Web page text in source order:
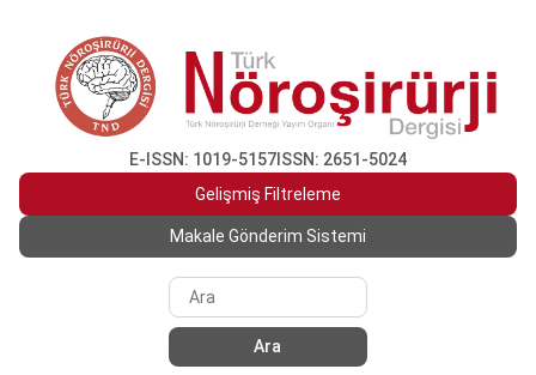
E-ISSN: 1019-5157 ISSN: 2651-5024
Gelişmiş Filtreleme
Makale Gönderim Sistemi
Ara